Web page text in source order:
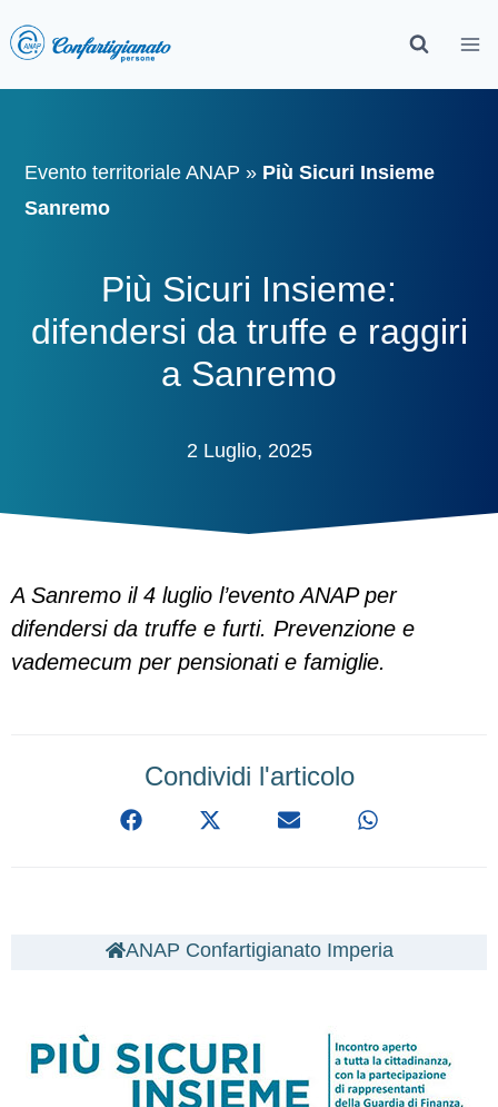
Evento territoriale ANAP » Più Sicuri Insieme
Sanremo
Più Sicuri Insieme:
difendersi da truffe e raggiri
a Sanremo
2 Luglio, 2025
A Sanremo il 4 luglio l’evento ANAP per
difendersi da truffe e furti. Prevenzione e
vademecum per pensionati e famiglie.
Condividi l'articolo
ANAP Confartigianato Imperia